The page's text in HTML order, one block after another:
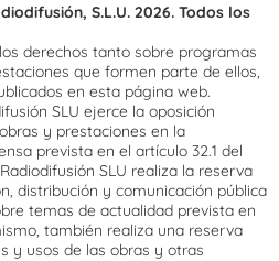
S.L.U. 2026. Todos los
derechos tanto sobre programas
que formen parte de ellos,
en esta página web.
SLU ejerce la oposición
y prestaciones en la
prevista en el artículo 32.1 del
SLU realiza la reserva
distribución y comunicación pública
temas de actualidad prevista en
también realiza una reserva
y usos de las obras y otras